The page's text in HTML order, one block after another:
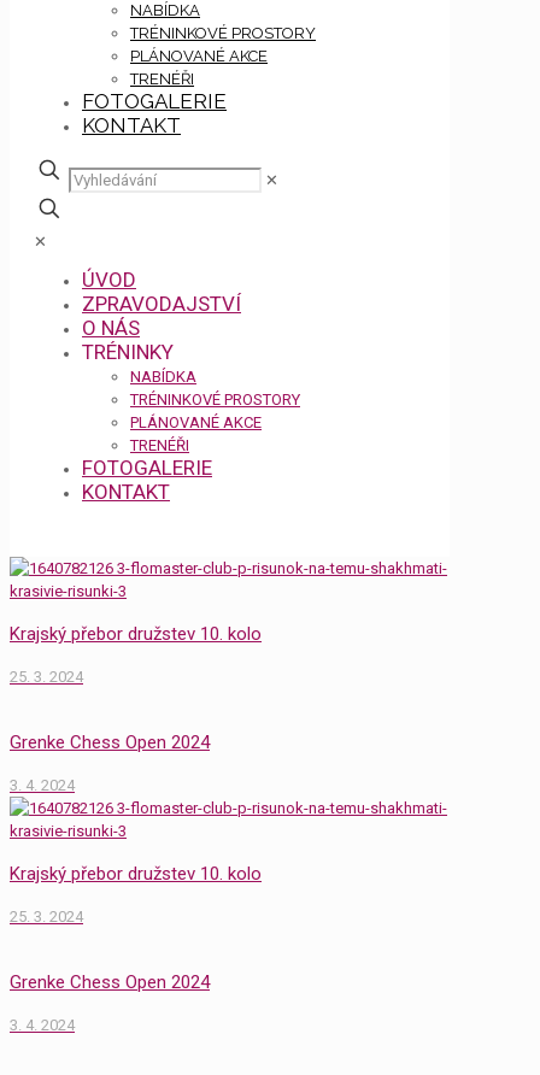
NABÍDKA
TRÉNINKOVÉ PROSTORY
PLÁNOVANÉ AKCE
TRENÉŘI
FOTOGALERIE
KONTAKT
✕
✕
ÚVOD
ZPRAVODAJSTVÍ
O NÁS
TRÉNINKY
NABÍDKA
TRÉNINKOVÉ PROSTORY
PLÁNOVANÉ AKCE
TRENÉŘI
FOTOGALERIE
KONTAKT
Krajský přebor družstev 10. kolo
25. 3. 2024
Grenke Chess Open 2024
3. 4. 2024
Krajský přebor družstev 10. kolo
25. 3. 2024
Grenke Chess Open 2024
3. 4. 2024